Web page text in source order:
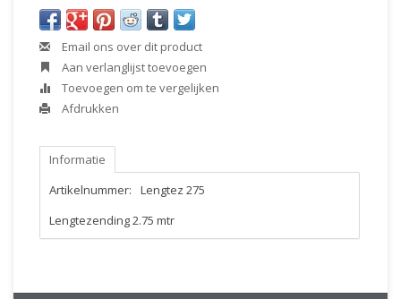
Email ons over dit product
Aan verlanglijst toevoegen
Toevoegen om te vergelijken
Afdrukken
Informatie
Artikelnummer:
Lengtez 275
Lengtezending 2.75 mtr